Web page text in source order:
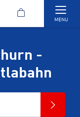
MENU
-